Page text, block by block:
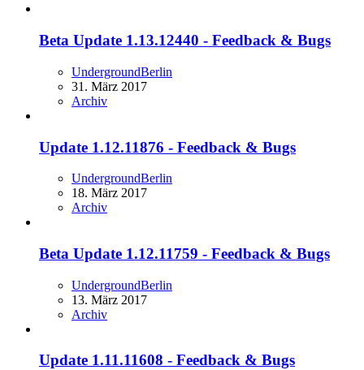
Beta Update 1.13.12440 - Feedback & Bugs
UndergroundBerlin
31. März 2017
Archiv
Update 1.12.11876 - Feedback & Bugs
UndergroundBerlin
18. März 2017
Archiv
Beta Update 1.12.11759 - Feedback & Bugs
UndergroundBerlin
13. März 2017
Archiv
Update 1.11.11608 - Feedback & Bugs